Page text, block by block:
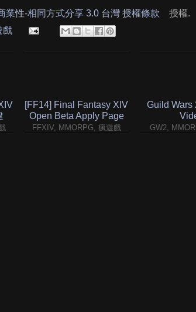
業性-相同方式分享 3.0 台灣 授權條款
授權.
戲
[FF14] Final Fantasy XIV
Open Beta Apply Page
FFXIV, MMORPG, 瘋遊戲
Guild Wars
GW2,